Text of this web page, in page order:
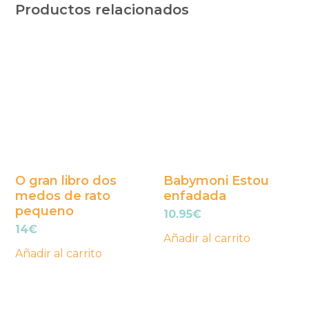
Productos relacionados
O gran libro dos
medos de rato
pequeno
14€
Añadir al carrito
Babymoni Estou
enfadada
10.95€
Añadir al carrito